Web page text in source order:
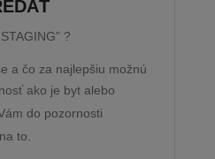
?
a čo za najlepšiu možnú
ako je byt alebo
do pozornosti
to.